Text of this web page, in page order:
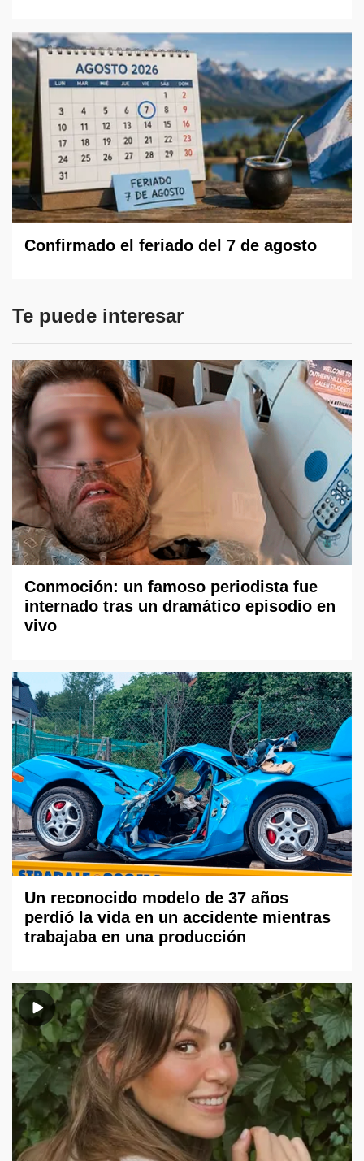
Confirmado el feriado del 7 de agosto
Te puede interesar
Conmoción: un famoso periodista fue
internado tras un dramático episodio en
vivo
Un reconocido modelo de 37 años
perdió la vida en un accidente mientras
trabajaba en una producción